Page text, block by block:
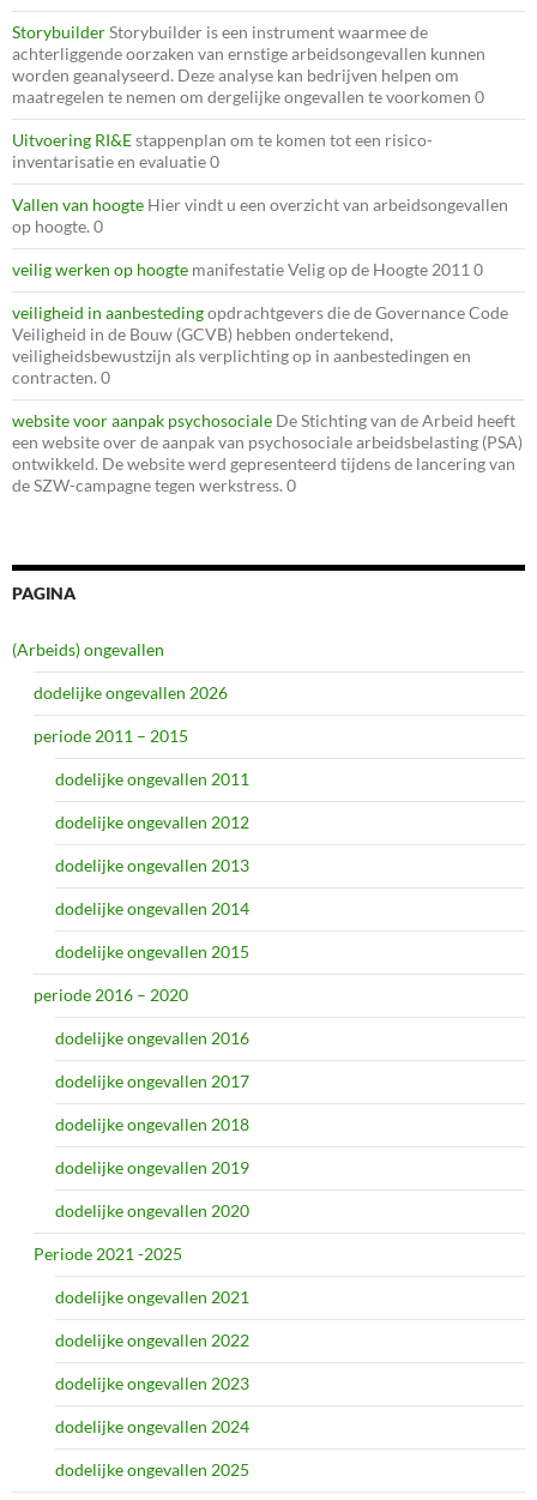
StorybuilderStorybuilder is een instrument waarmee de
achterliggende oorzaken van ernstige arbeidsongevallen kunnen
worden geanalyseerd. Deze analyse kan bedrijven helpen om
maatregelen te nemen om dergelijke ongevallen te voorkomen 0
Uitvoering RI&Estappenplan om te komen tot een risico-
inventarisatie en evaluatie 0
Vallen van hoogte Hier vindt u een overzicht van arbeidsongevallen
op hoogte. 0
veilig werken op hoogte manifestatie Velig op de Hoogte 2011 0
veiligheid in aanbestedingopdrachtgevers die de Governance Code
Veiligheid in de Bouw (GCVB) hebben ondertekend,
veiligheidsbewustzijn als verplichting op in aanbestedingen en
contracten. 0
website voor aanpak psychosociale De Stichting van de Arbeid heeft
een website over de aanpak van psychosociale arbeidsbelasting (PSA)
ontwikkeld. De website werd gepresenteerd tijdens de lancering van
de SZW-campagne tegen werkstress. 0
PAGINA
(Arbeids) ongevallen
dodelijke ongevallen 2026
periode 2011 – 2015
dodelijke ongevallen 2011
dodelijke ongevallen 2012
dodelijke ongevallen 2013
dodelijke ongevallen 2014
dodelijke ongevallen 2015
periode 2016 – 2020
dodelijke ongevallen 2016
dodelijke ongevallen 2017
dodelijke ongevallen 2018
dodelijke ongevallen 2019
dodelijke ongevallen 2020
Periode 2021 -2025
dodelijke ongevallen 2021
dodelijke ongevallen 2022
dodelijke ongevallen 2023
dodelijke ongevallen 2024
dodelijke ongevallen 2025